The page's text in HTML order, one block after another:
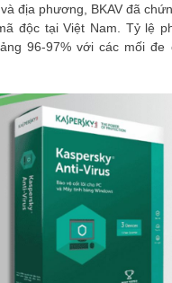
địa phương, BKAV đã
độc tại Việt Nam. Tỷ lệ
96-97% với các mối đe